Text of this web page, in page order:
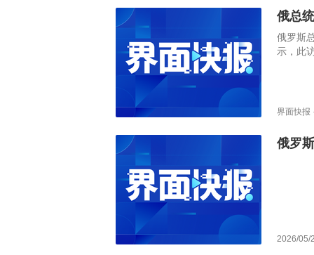
俄总
俄罗斯
示，此
界面快报
俄罗
2026/05/